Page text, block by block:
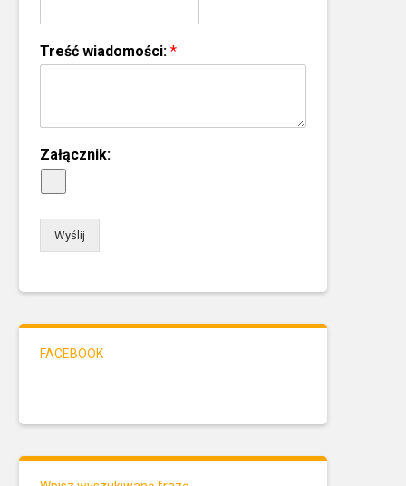
Treść wiadomości: *
Załącznik:
Wyślij
FACEBOOK